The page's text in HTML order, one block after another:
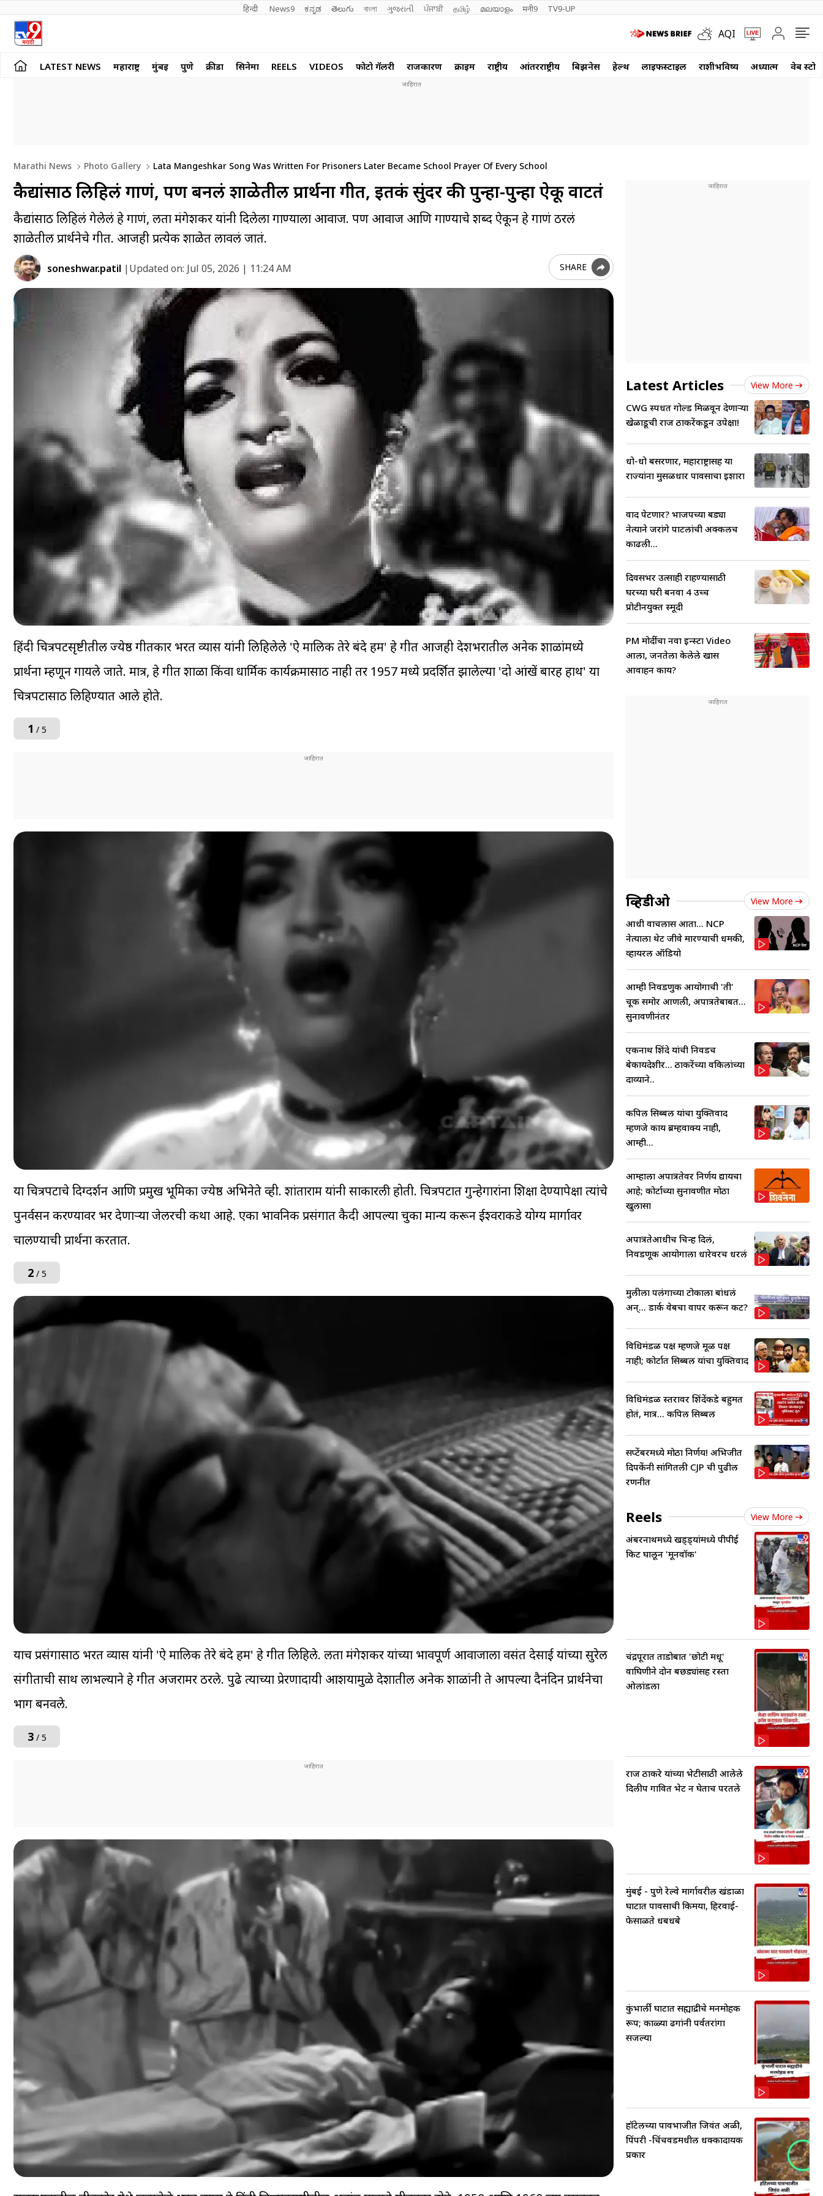
हिन्दी News9 ಕನ್ನಡ తెలుగు বাংলা ગુજરાતી ਪੰਜਾਬੀ தமிழ் മലയാളം मनी9 TV9-UP
AQI
LATEST NEWS महाराष्ट्र मुंबई पुणे क्रीडा सिनेमा REELS VIDEOS फोटो गॅलरी राजकारण क्राईम राष्ट्रीय आंतरराष्ट्रीय बिझनेस हेल्थ लाईफस्टाईल राशीभविष्य अध्यात्म वेब
Marathi News Photo Gallery Lata Mangeshkar Song Was Written For Prisoners Later Became School Prayer Of Every School
कैद्यांसाठी लिहिलं गाणं, पण बनलं शाळेतील प्रार्थना गीत, इतकं सुंदर की पुन्हा-पुन्हा ऐकू वाटतं
कैद्यांसाठी लिहिलं गेलेलं हे गाणं, लता मंगेशकर यांनी दिलेला गाण्याला आवाज. पण आवाज आणि गाण्याचे शब्द ऐकून हे गाणं ठरलं
शाळेतील प्रार्थनेचे गीत. आजही प्रत्येक शाळेत लावलं जातं.
soneshwar.patil |Updated on: Jul 05, 2026 | 11:24 AM SHARE
हिंदी चित्रपटसृष्टीतील ज्येष्ठ गीतकार भरत व्यास यांनी लिहिलेले 'ऐ मालिक तेरे बंदे हम' हे गीत आजही देशभरातील अनेक शाळांमध्ये
प्रार्थना म्हणून गायले जाते. मात्र, हे गीत शाळा किंवा धार्मिक कार्यक्रमासाठी नाही तर 1957 मध्ये प्रदर्शित झालेल्या 'दो आंखें बारह हाथ' या
चित्रपटासाठी लिहिण्यात आले होते.
1 / 5
या चित्रपटाचे दिग्दर्शन आणि प्रमुख भूमिका ज्येष्ठ अभिनेते व्ही. शांताराम यांनी साकारली होती. चित्रपटात गुन्हेगारांना शिक्षा देण्यापेक्षा त्यांचे
पुनर्वसन करण्यावर भर देणाऱ्या जेलरची कथा आहे. एका भावनिक प्रसंगात कैदी आपल्या चुका मान्य करून ईश्वराकडे योग्य मार्गावर
चालण्याची प्रार्थना करतात.
2/ 5
याच प्रसंगासाठी भरत व्यास यांनी 'ऐ मालिक तेरे बंदे हम' हे गीत लिहिले. लता मंगेशकर यांच्या भावपूर्ण आवाजाला वसंत देसाई यांच्या सुरेल
संगीताची साथ लाभल्याने हे गीत अजरामर ठरले. पुढे त्याच्या प्रेरणादायी आशयामुळे देशातील अनेक शाळांनी ते आपल्या दैनंदिन प्रार्थनेचा
भाग बनवले.
3/ 5
Latest Articles View More
CWG स्पर्धेत गोल्ड मिळवून देणाऱ्या
खेळाडूची राज ठाकरेंकडून उपेक्षा!
धो-धो बसरणार, महाराष्ट्रासह या
राज्यांना मुसळधार पावसाचा इशारा
वाद पेटणार? भाजपच्या बड्या
नेत्याने जरांगे पाटलांची अक्कलच
काढली...
दिवसभर उत्साही राहण्यासाठी
घरच्या घरी बनवा 4 उच्च
प्रोटीनयुक्त स्मूदी
PM मोदींचा नवा इन्स्टा Video
आला, जनतेला केलेले खास
आवाहन काय?
व्हिडीओ View More
आधी वाचलास आता... NCP
नेत्याला थेट जीवे मारण्याची धमकी,
व्हायरल ऑडियो
आम्ही निवडणुक आयोगाची 'ती'
चूक समोर आणली, अपात्रतेबाबत...
सुनावणीनंतर
एकनाथ शिंदे यांची निवडच
बेकायदेशीर... ठाकरेंच्या वकिलांच्या
दाव्याने..
कपिल सिब्बल यांचा युक्तिवाद
म्हणजे काय ब्रम्हवाक्य नाही,
आम्ही...
आम्हाला अपात्रतेवर निर्णय द्यायचा
आहे; कोर्टाच्या सुनावणीत मोठा
खुलासा
अपात्रतेआधीच चिन्ह दिलं,
निवडणूक आयोगाला धारेवरच धरलं
मुलीला पलंगाच्या टोकाला बांधलं
अन्... डार्क वेबचा वापर करून कट?
विधिमंडळ पक्ष म्हणजे मूळ पक्ष
नाही; कोर्टात सिब्बल यांचा युक्तिवाद
विधिमंडळ स्तरावर शिंदेंकडे बहुमत
होतं, मात्र... कपिल सिब्बल
सप्टेंबरमध्ये मोठा निर्णय! अभिजीत
दिपकेंनी सांगितली CJP ची पुढील
रणनीत
Reels View More
अंबरनाथमध्ये खड्ड्यांमध्ये पीपीई
किट घालून 'मूनवॉक'
चंद्रपूरात ताडोबात 'छोटी मधू'
वाघिणीने दोन बछड्यांसह रस्ता
ओलांडला
राज ठाकरे यांच्या भेटीसाठी आलेले
दिलीप गावित भेट न घेताच परतले
मुंबई - पुणे रेल्वे मार्गावरील खंडाळा
घाटात पावसाची किमया, हिरवाई-
फेसाळते धबधबे
कुंभार्ली घाटात सह्याद्रीचे मनमोहक
रूप; काळ्या ढगांनी पर्वतरांगा
सजल्या
हॉटेलच्या पावभाजीत जिवंत अळी,
पिंपरी -चिंचवडमधील धक्कादायक
प्रकार